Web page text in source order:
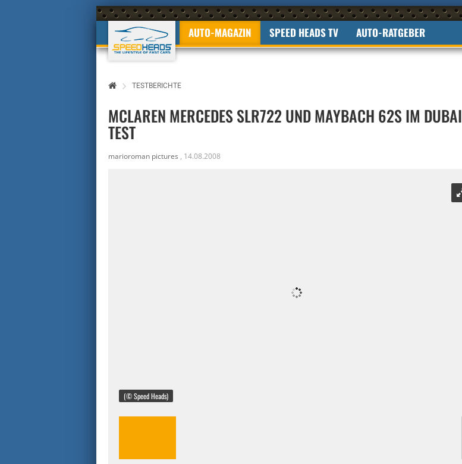
AUTO-MAGAZIN SPEED HEADS TV AUTO-RATGEBER
TESTBERICHTE
MCLAREN MERCEDES SLR722 UND MAYBACH 62S IM DUBAI
TEST
marioroman pictures , 14.08.2008
(© Speed Heads)